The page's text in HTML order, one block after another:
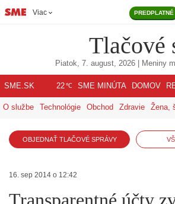
Viac PREDPLATNÉ
Tlačové
Piatok, 7. august, 2026 | Meniny
SME.SK 22℃ SME MINÚTA DOMOV
O službe Technológie Obchod Zdravie Žena,
OBJEDNAŤ TLAČOVÉ SPRÁVY
16. sep 2014 o 12:42